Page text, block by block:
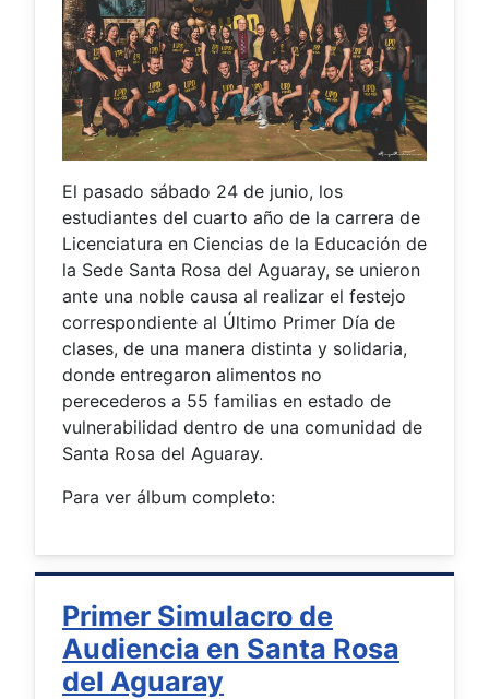
El pasado sábado 24 de junio, los
estudiantes del cuarto año de la carrera de
Licenciatura en Ciencias de la Educación de
la Sede Santa Rosa del Aguaray, se unieron
ante una noble causa al realizar el festejo
correspondiente al Último Primer Día de
clases, de una manera distinta y solidaria,
donde entregaron alimentos no
perecederos a 55 familias en estado de
vulnerabilidad dentro de una comunidad de
Santa Rosa del Aguaray.
Para ver álbum completo:
Primer Simulacro de
Audiencia en Santa Rosa
del Aguaray